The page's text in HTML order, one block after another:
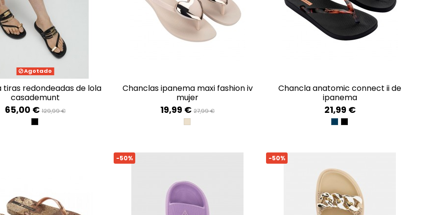
Agotado
casademunt
65,00 € 129,99 €
NEGRO
chanclas ipanema maxi fashion iv
mujer
19,99 € 27,99 €
BEIGE/GOLD
chancla anatomic connect ii de
ipanema
21,99 €
BLUE/GOLD
BLACK/CLEAR
-50% -50%